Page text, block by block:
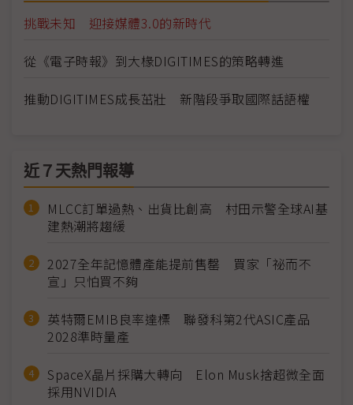
挑戰未知 迎接媒體3.0的新時代
從《電子時報》到大椽DIGITIMES的策略轉進
推動DIGITIMES成長茁壯 新階段爭取國際話語權
近７天熱門報導
MLCC訂單過熱、出貨比創高 村田示警全球AI基
建熱潮將趨緩
2027全年記憶體產能提前售罄 買家「祕而不
宣」只怕買不夠
英特爾EMIB良率達標 聯發科第2代ASIC產品
2028準時量產
SpaceX晶片採購大轉向 Elon Musk捨超微全面
採用NVIDIA